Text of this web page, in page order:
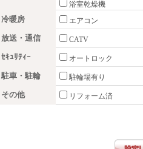
浴室乾燥機
冷暖房 エアコン
放送・通信 CATV
ｾｷｭﾘﾃｨｰ オートロック
駐車・駐輪 駐輪場有り
その他 リフォーム済